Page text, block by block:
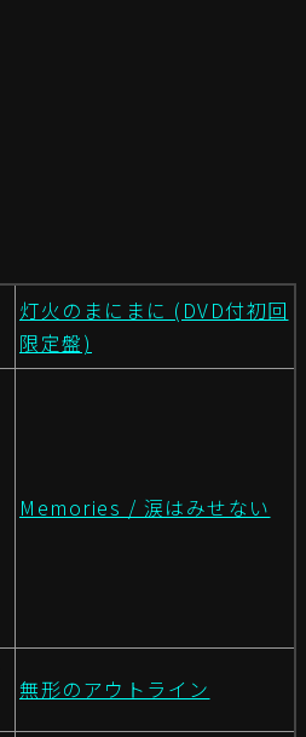
灯火のまにまに (DVD付初回
限定盤)
Memories / 涙はみせない
無形のアウトライン